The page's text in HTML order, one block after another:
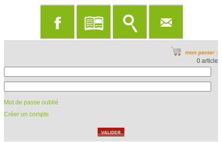
0 article
Mot de passe oublié
Créer un compte